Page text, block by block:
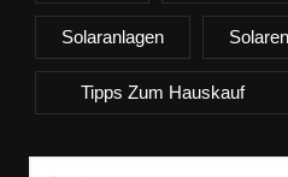
Solaranlagen
Tipps Zum Hauskauf